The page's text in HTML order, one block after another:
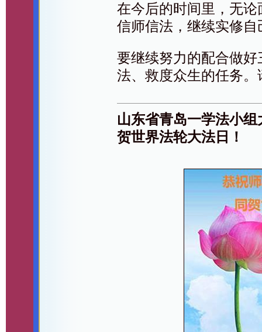
在今后的时间里，无
信师信法，继续实修
要继续努力的配合做
法、救度众生的任务
山东省青岛一学法小
贺世界法轮大法日！